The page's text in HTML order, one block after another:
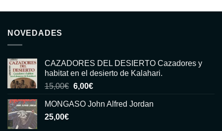
NOVEDADES
CAZADORES DEL DESIERTO Cazadores y
habitat en el desierto de Kalahari.
15,00€ El
original
6,00€El
actual
MONGASO John Alfred Jordan
25,00€